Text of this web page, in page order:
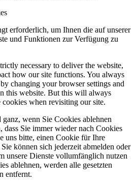
erforderlich, um Ihnen die auf unserer
und Funktionen zur Verfügung zu
necessary to deliver the website,
how our site functions. You always
changing your browser settings and
this website. But this will always
when revisiting our site.
wenn Sie Cookies ablehnen
dass Sie immer wieder nach Cookies
uns bitte, einen Cookie für Ihre
können sich jederzeit abmelden oder
unsere Dienste vollumfänglich nutzen
ablehnen, werden alle gesetzten
entfernt.